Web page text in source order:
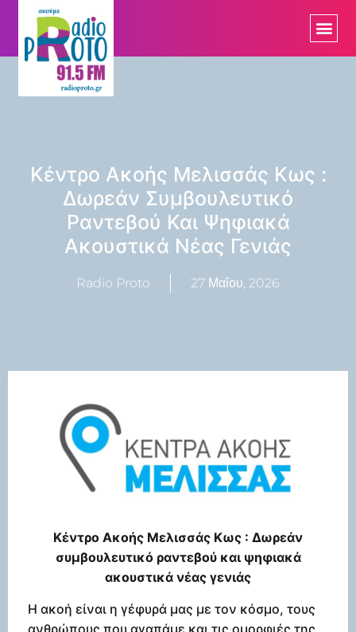
Κέντρο Ακοής Μελισσάς Κως :
Δωρεάν Συμβουλευτικό
Ραντεβού Και Ψηφιακά
Ακουστικά Νέας Γενιάς
Radio Proto 27 Μαΐου, 2026
Κέντρο Ακοής Μελισσάς Κως : Δωρεάν
συμβουλευτικό ραντεβού και ψηφιακά
ακουστικά νέας γενιάς
Η ακοή είναι η γέφυρά μας με τον κόσμο, τους
ανθρώπους που αγαπάμε και τις ομορφιές της